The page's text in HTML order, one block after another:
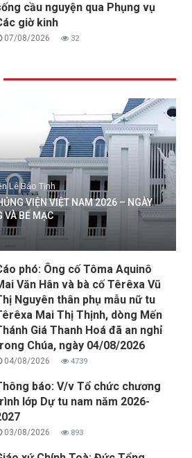
cầu nguyện qua Phụng vụ
giờ kinh
07/08/2026 32
Lê Bảo Tịnh
VIỆN VIỆT NAM 2026 – NGÀY
VÀ BẾ MẠC
phó: Ông cố Tôma Aquinô
Văn Hân và bà cố Têrêxa Vũ
Nguyên thân phụ mẫu nữ tu
Mai Thị Thịnh, dòng Mến
Giá Thanh Hoá đã an nghỉ
Chúa, ngày 04/08/2026
04/08/2026 4739
báo: V/v Tổ chức chương
lớp Dự tu nam năm 2026-
03/08/2026 893